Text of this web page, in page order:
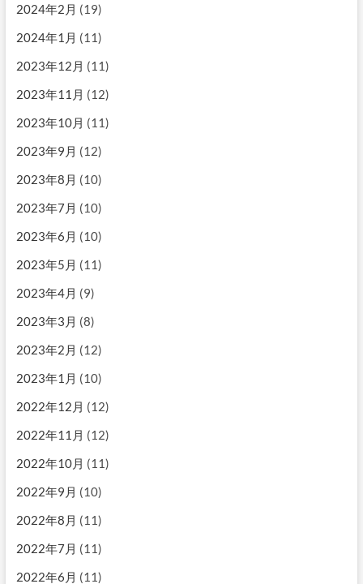
2024年2月 (19)
2024年1月 (11)
2023年12月 (11)
2023年11月 (12)
2023年10月 (11)
2023年9月 (12)
2023年8月 (10)
2023年7月 (10)
2023年6月 (10)
2023年5月 (11)
2023年4月 (9)
2023年3月 (8)
2023年2月 (12)
2023年1月 (10)
2022年12月 (12)
2022年11月 (12)
2022年10月 (11)
2022年9月 (10)
2022年8月 (11)
2022年7月 (11)
2022年6月 (11)